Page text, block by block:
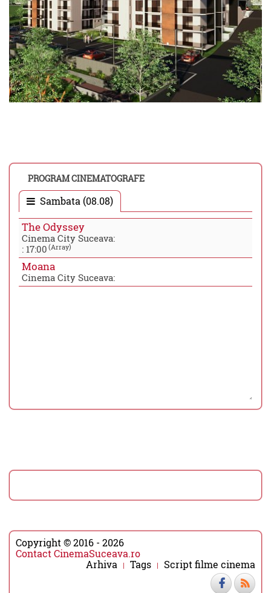
PROGRAM CINEMATOGRAFE
Sambata (08.08)
The Odyssey
Cinema City Suceava:
: 17:00 (Array)
Moana
Cinema City Suceava:
Copyright © 2016 - 2026
Contact CinemaSuceava.ro
Arhiva
Tags Script filme cinema